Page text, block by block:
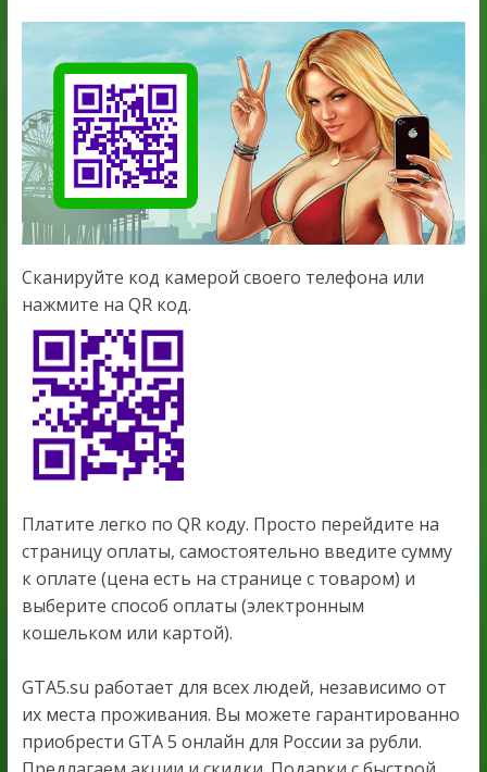
Сканируйте код камерой своего телефона или
нажмите на QR код.
Платите легко по QR коду. Просто перейдите на
страницу оплаты, самостоятельно введите сумму
к оплате (цена есть на странице с товаром) и
выберите способ оплаты (электронным
кошельком или картой).
GTA5.su работает для всех людей, независимо от
их места проживания. Вы можете гарантированно
приобрести GTA 5 онлайн для России за рубли.